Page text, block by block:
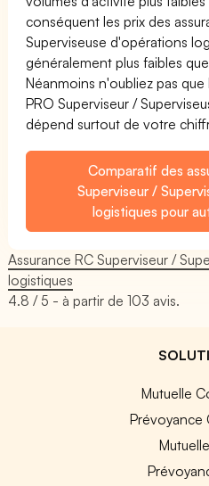
conséquent les prix des
Superviseuse d'opérations
généralement plus faibles
Néanmoins n'oubliez pas
PRO Superviseur /
dépend surtout de votre
Comparatif des
Superviseur /
logistiques pour
Assurance RC Superviseur /
logistiques
4.8 / 5 - à partir de103 avis.
Mutuelle
Prévoyance